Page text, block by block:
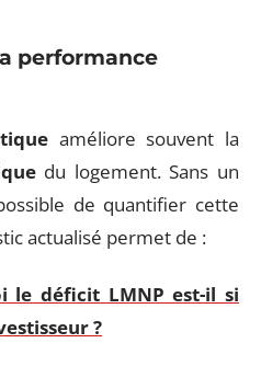
performance
améliore souvent la
du logement. Sans un
de quantifier cette
actualisé permet de :
le déficit LMNP est-il si
?